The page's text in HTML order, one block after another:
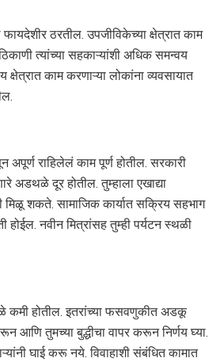
ठरतील. उपजीविकेच्या क्षेत्रात काम
त्यांच्या सहकाऱ्यांशी अधिक समन्वय
क्षेत्रात काम करणाऱ्या लोकांना व्यवसायात
राहिलेलं काम पूर्ण होतील. सरकारी
अडथळे दूर होतील. तुम्हाला एखाद्या
मिळू शकते. सामाजिक कार्यात सक्रिय सहभाग
होईल. नवीन मित्रांसह तुम्ही पर्यटन स्थळी
होतील. इतरांच्या फसवणुकीत अडकू
आणि तुमच्या बुद्धीचा वापर करून निर्णय घ्या.
घाई करू नये. विवाहाशी संबंधित कामात